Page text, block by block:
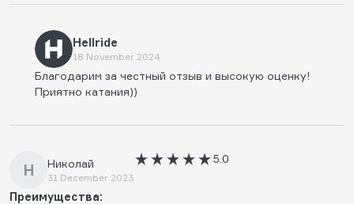
Hellride
18 November 2024
Благодарим за честный отзыв и высокую оценку!
Приятно катания))
Н Николай
31 December 2023
5.0
Преимущества: